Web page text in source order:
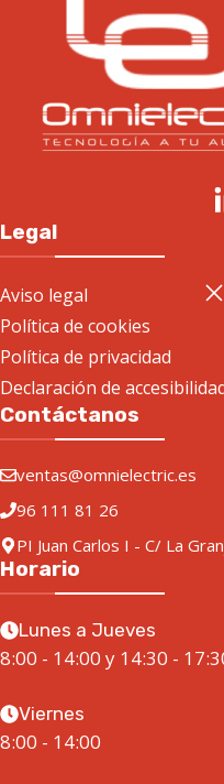
Legal
Aviso legal
Política de cookies
Política de privacidad
Declaración de
Contáctanos
ventas@omnielectric.es
96 111 81 26
PI Juan Carlos I - C/ La
Horario
Lunes a Jueves
8:00 - 14:00 y 14:30 -
Viernes
8:00 - 14:00